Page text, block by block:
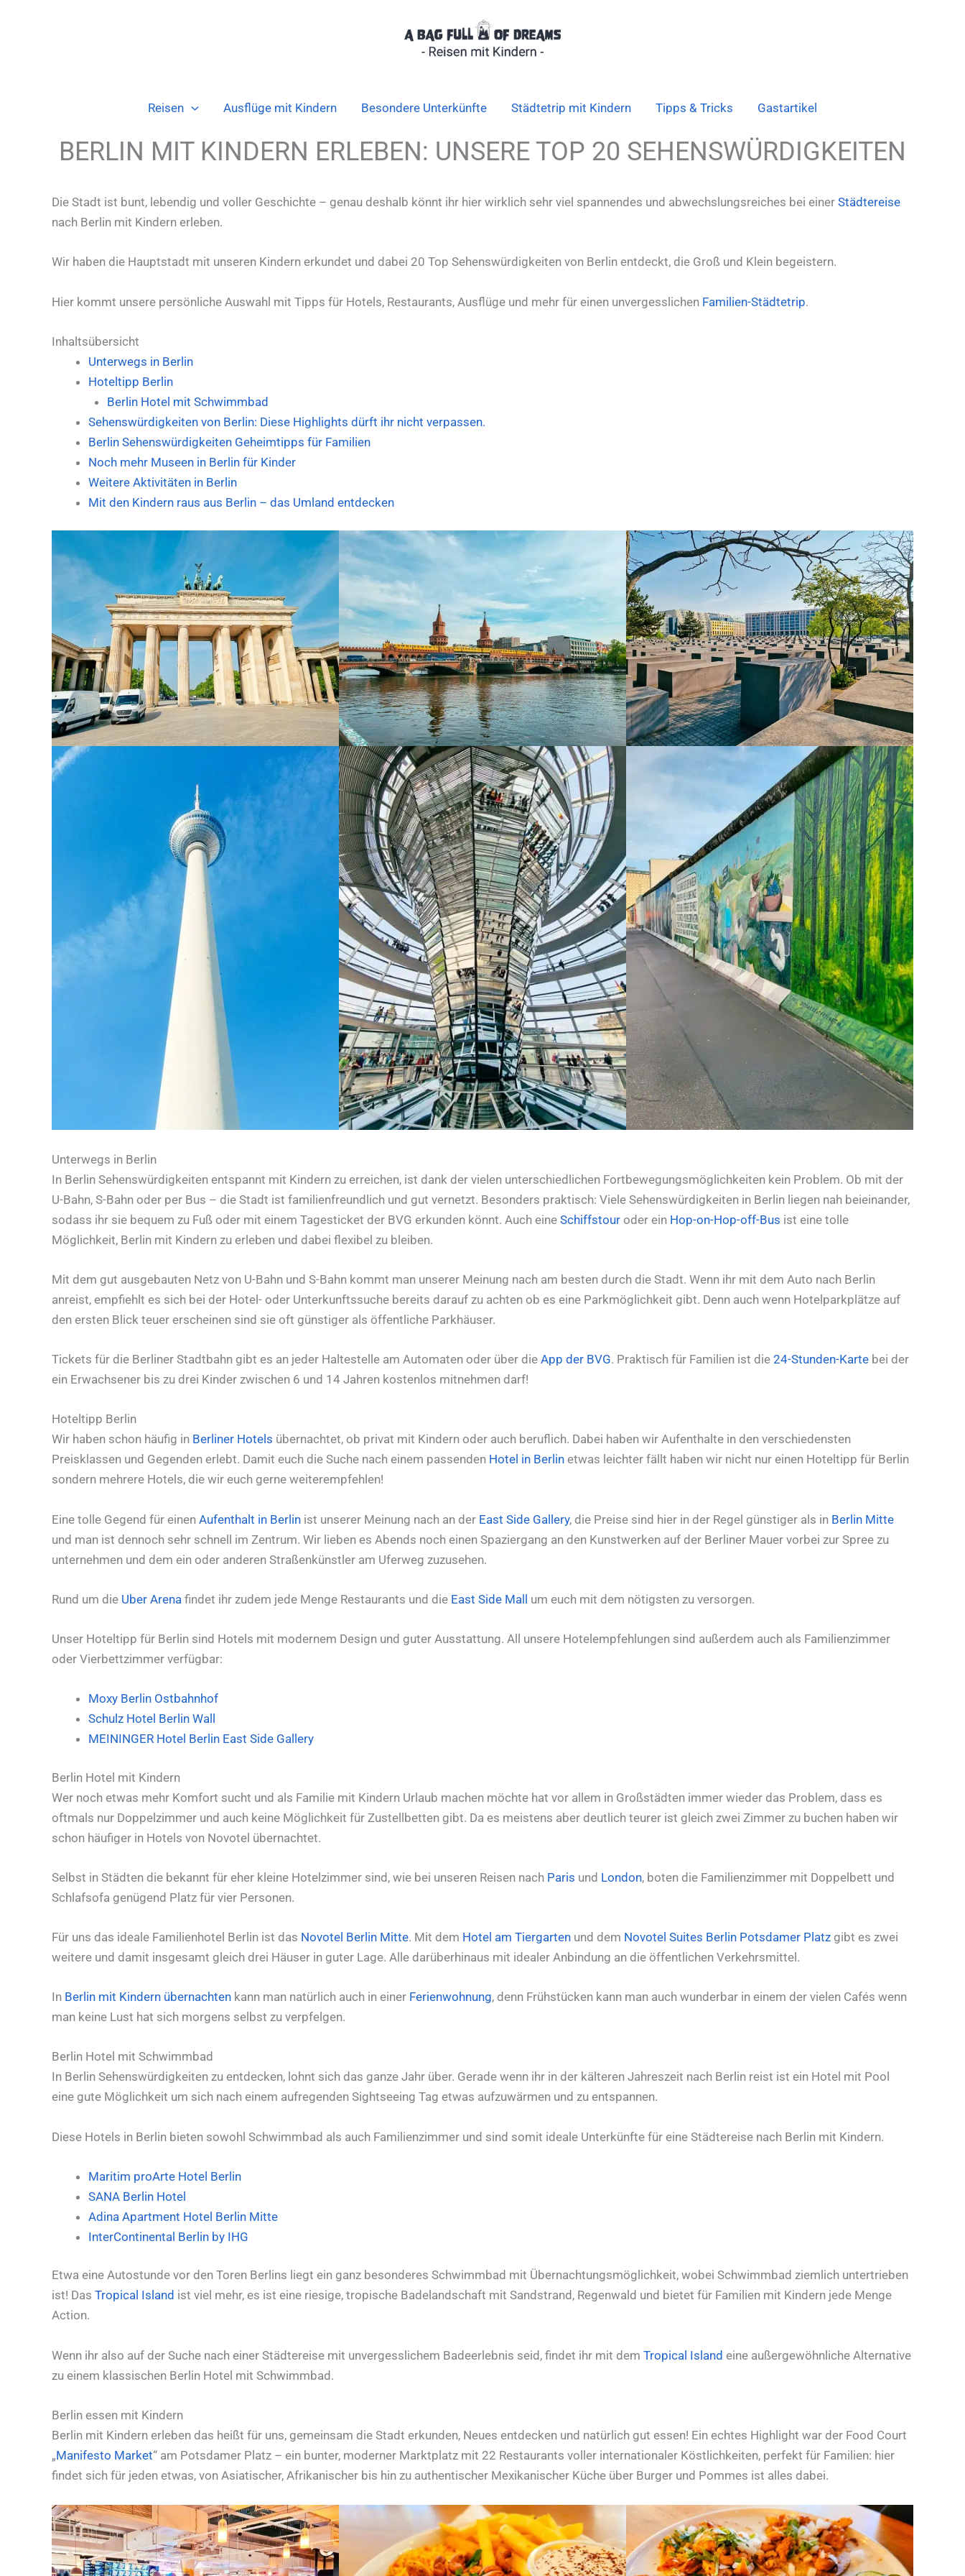
Reisen Ausflüge mit Kindern Besondere Unterkünfte Städtetrip mit Kindern Tipps & Tricks Gastartikel
BERLIN MIT KINDERN ERLEBEN: UNSERE TOP 20 SEHENSWÜRDIGKEITEN
Die Stadt ist bunt, lebendig und voller Geschichte – genau deshalb könnt ihr hier wirklich sehr viel spannendes und abwechslungsreiches bei einer Städtereise
nach Berlin mit Kindern erleben.
Wir haben die Hauptstadt mit unseren Kindern erkundet und dabei 20 Top Sehenswürdigkeiten von Berlin entdeckt, die Groß und Klein begeistern.
Hier kommt unsere persönliche Auswahl mit Tipps für Hotels, Restaurants, Ausflüge und mehr für einen unvergesslichen Familien-Städtetrip.
Inhaltsübersicht
Unterwegs in Berlin
Hoteltipp Berlin
Berlin Hotel mit Schwimmbad
Sehenswürdigkeiten von Berlin: Diese Highlights dürft ihr nicht verpassen.
Berlin Sehenswürdigkeiten Geheimtipps für Familien
Noch mehr Museen in Berlin für Kinder
Weitere Aktivitäten in Berlin
Mit den Kindern raus aus Berlin – das Umland entdecken
Unterwegs in Berlin
In Berlin Sehenswürdigkeiten entspannt mit Kindern zu erreichen, ist dank der vielen unterschiedlichen Fortbewegungsmöglichkeiten kein Problem. Ob mit der
U-Bahn, S-Bahn oder per Bus – die Stadt ist familienfreundlich und gut vernetzt. Besonders praktisch: Viele Sehenswürdigkeiten in Berlin liegen nah beieinander,
sodass ihr sie bequem zu Fuß oder mit einem Tagesticket der BVG erkunden könnt. Auch eine Schiffstour oder ein Hop-on-Hop-off-Bus ist eine tolle
Möglichkeit, Berlin mit Kindern zu erleben und dabei flexibel zu bleiben.
Mit dem gut ausgebauten Netz von U-Bahn und S-Bahn kommt man unserer Meinung nach am besten durch die Stadt. Wenn ihr mit dem Auto nach Berlin
anreist, empfiehlt es sich bei der Hotel- oder Unterkunftssuche bereits darauf zu achten ob es eine Parkmöglichkeit gibt. Denn auch wenn Hotelparkplätze auf
den ersten Blick teuer erscheinen sind sie oft günstiger als öffentliche Parkhäuser.
Tickets für die Berliner Stadtbahn gibt es an jeder Haltestelle am Automaten oder über die App der BVG. Praktisch für Familien ist die 24-Stunden-Karte bei der
ein Erwachsener bis zu drei Kinder zwischen 6 und 14 Jahren kostenlos mitnehmen darf!
Hoteltipp Berlin
Wir haben schon häufig in Berliner Hotels übernachtet, ob privat mit Kindern oder auch beruflich. Dabei haben wir Aufenthalte in den verschiedensten
Preisklassen und Gegenden erlebt. Damit euch die Suche nach einem passenden Hotel in Berlin etwas leichter fällt haben wir nicht nur einen Hoteltipp für Berlin
sondern mehrere Hotels, die wir euch gerne weiterempfehlen!
Eine tolle Gegend für einen Aufenthalt in Berlin ist unserer Meinung nach an der East Side Gallery, die Preise sind hier in der Regel günstiger als in Berlin Mitte
und man ist dennoch sehr schnell im Zentrum. Wir lieben es Abends noch einen Spaziergang an den Kunstwerken auf der Berliner Mauer vorbei zur Spree zu
unternehmen und dem ein oder anderen Straßenkünstler am Uferweg zuzusehen.
Rund um die Uber Arena findet ihr zudem jede Menge Restaurants und die East Side Mall um euch mit dem nötigsten zu versorgen.
Unser Hoteltipp für Berlin sind Hotels mit modernem Design und guter Ausstattung. All unsere Hotelempfehlungen sind außerdem auch als Familienzimmer
oder Vierbettzimmer verfügbar:
Moxy Berlin Ostbahnhof
Schulz Hotel Berlin Wall
MEININGER Hotel Berlin East Side Gallery
Berlin Hotel mit Kindern
Wer noch etwas mehr Komfort sucht und als Familie mit Kindern Urlaub machen möchte hat vor allem in Großstädten immer wieder das Problem, dass es
oftmals nur Doppelzimmer und auch keine Möglichkeit für Zustellbetten gibt. Da es meistens aber deutlich teurer ist gleich zwei Zimmer zu buchen haben wir
schon häufiger in Hotels von Novotel übernachtet.
Selbst in Städten die bekannt für eher kleine Hotelzimmer sind, wie bei unseren Reisen nach Paris und London, boten die Familienzimmer mit Doppelbett und
Schlafsofa genügend Platz für vier Personen.
Für uns das ideale Familienhotel Berlin ist das Novotel Berlin Mitte. Mit dem Hotel am Tiergarten und dem Novotel Suites Berlin Potsdamer Platz gibt es zwei
weitere und damit insgesamt gleich drei Häuser in guter Lage. Alle darüberhinaus mit idealer Anbindung an die öffentlichen Verkehrsmittel.
In Berlin mit Kindern übernachten kann man natürlich auch in einer Ferienwohnung, denn Frühstücken kann man auch wunderbar in einem der vielen Cafés wenn
man keine Lust hat sich morgens selbst zu verpfelgen.
Berlin Hotel mit Schwimmbad
In Berlin Sehenswürdigkeiten zu entdecken, lohnt sich das ganze Jahr über. Gerade wenn ihr in der kälteren Jahreszeit nach Berlin reist ist ein Hotel mit Pool
eine gute Möglichkeit um sich nach einem aufregenden Sightseeing Tag etwas aufzuwärmen und zu entspannen.
Diese Hotels in Berlin bieten sowohl Schwimmbad als auch Familienzimmer und sind somit ideale Unterkünfte für eine Städtereise nach Berlin mit Kindern.
Maritim proArte Hotel Berlin
SANA Berlin Hotel
Adina Apartment Hotel Berlin Mitte
InterContinental Berlin by IHG
Etwa eine Autostunde vor den Toren Berlins liegt ein ganz besonderes Schwimmbad mit Übernachtungsmöglichkeit, wobei Schwimmbad ziemlich untertrieben
ist! Das Tropical Island ist viel mehr, es ist eine riesige, tropische Badelandschaft mit Sandstrand, Regenwald und bietet für Familien mit Kindern jede Menge
Action.
Wenn ihr also auf der Suche nach einer Städtereise mit unvergesslichem Badeerlebnis seid, findet ihr mit dem Tropical Island eine außergewöhnliche Alternative
zu einem klassischen Berlin Hotel mit Schwimmbad.
Berlin essen mit Kindern
Berlin mit Kindern erleben das heißt für uns, gemeinsam die Stadt erkunden, Neues entdecken und natürlich gut essen! Ein echtes Highlight war der Food Court
„Manifesto Market“ am Potsdamer Platz – ein bunter, moderner Marktplatz mit 22 Restaurants voller internationaler Köstlichkeiten, perfekt für Familien: hier
findet sich für jeden etwas, von Asiatischer, Afrikanischer bis hin zu authentischer Mexikanischer Küche über Burger und Pommes ist alles dabei.